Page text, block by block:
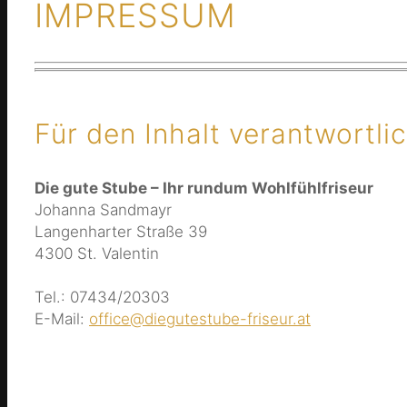
IMPRESSUM
Für den Inhalt
Die gute Stube – Ihr rundum Wohlfühlfriseur
Johanna Sandmayr
Langenharter Straße 39
4300 St. Valentin
Tel.: 07434/20303
E-Mail: office@diegutestube-friseur.at